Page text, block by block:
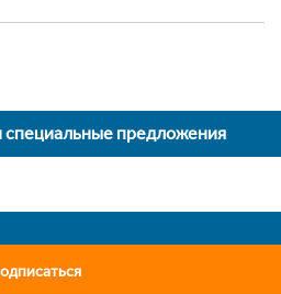
специальные предложения